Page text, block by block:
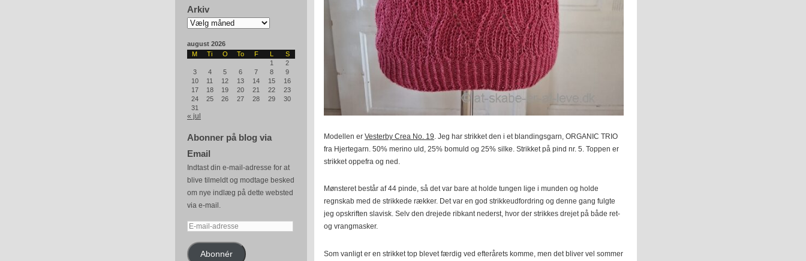
Arkiv
Arkiv
august 2026
M
Ti O To F L
S
1
2
3
4 5 6 7 8
9
10
11 12 13 14 15
16
17
18 19 20 21 22
23
24
25 26 27 28 29
30
31
« jul
Abonner på blog via
Email
Indtast din e-mail-adresse for at
blive tilmeldt og modtage besked
om nye indlæg på dette websted
via e-mail.
E-
adresseAbonnér
Modellen er Vesterby Crea No. 19 . Jeg har strikket den i et blandingsgarn, ORGANIC TRIO
fra Hjertegarn. 50% merino uld, 25% bomuld og 25% silke. Strikket på pind nr. 5. Toppen er
strikket oppefra og ned.
Mønsteret består af 44 pinde, så det var bare at holde tungen lige i munden og holde
regnskab med de strikkede rækker. Det var en god strikkeudfordring og denne gang fulgte
jeg opskriften slavisk. Selv den drejede ribkant nederst, hvor der strikkes drejet på både ret-
og vrangmasker.
Som vanligt er en strikket top blevet færdig ved efterårets komme, men det bliver vel sommer